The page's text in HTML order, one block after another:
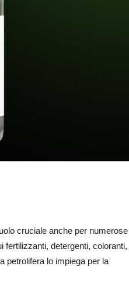
cruciale anche per numerose
fertilizzanti, detergenti, coloranti,
petrolifera lo impiega per la